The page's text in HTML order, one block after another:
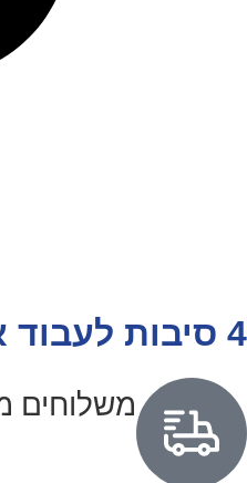
4 סיבות לעבוד איתנו
משלוחים